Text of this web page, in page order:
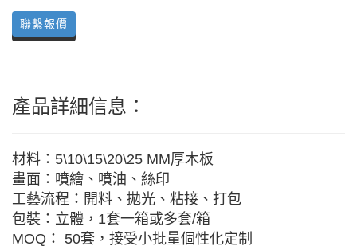
聯繫報價
產品詳細信息：
材料：5\10\15\20\25 MM厚木板
畫面：噴繪、噴油、絲印
工藝流程：開料、拋光、粘接、打包
包裝：立體，1套一箱或多套/箱
MOQ： 50套，接受小批量個性化定制